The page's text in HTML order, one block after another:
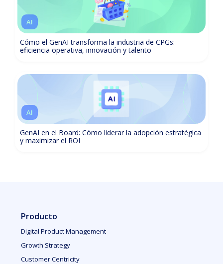
AI
Cómo el GenAI transforma la industria de CPGs:
eficiencia operativa, innovación y talento
AI
GenAI en el Board: Cómo liderar la adopción estratégica
y maximizar el ROI
Producto
Digital Product Management
Growth Strategy
Customer Centricity